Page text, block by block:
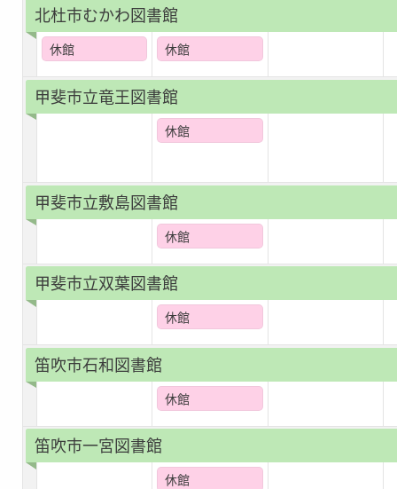
北杜市むかわ図書館
休館 休館
甲斐市立竜王図書館
休館
甲斐市立敷島図書館
休館
甲斐市立双葉図書館
休館
笛吹市石和図書館
休館
笛吹市一宮図書館
休館